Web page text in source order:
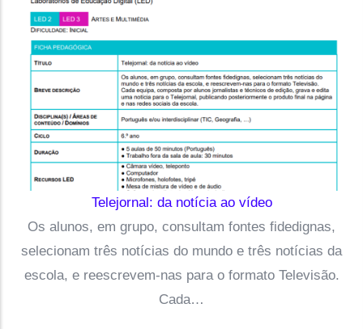
Telejornal: da notícia ao vídeo
Os alunos, em grupo, consultam fontes fidedignas,
selecionam três notícias do mundo e três notícias da
escola, e reescrevem-nas para o formato Televisão.
Cada…